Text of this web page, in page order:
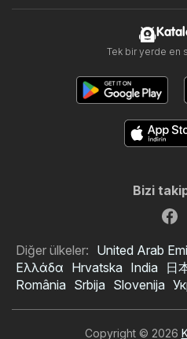
Tek bir yerde en
Bizi
Diğer ülkeler: United Arab
Ελλάδα Hrvatska India 日
România Srbija Slovenija
Copyright © 2026